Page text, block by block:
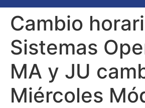
Cambio
Sistemas
MA y JU
Miércoles